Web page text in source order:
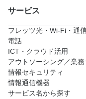
サービス
フレッツ光・Wi-Fi・通
電話
ICT・クラウド活用
アウトソーシング／業務
情報セキュリティ
情報通信機器
サービス名から探す